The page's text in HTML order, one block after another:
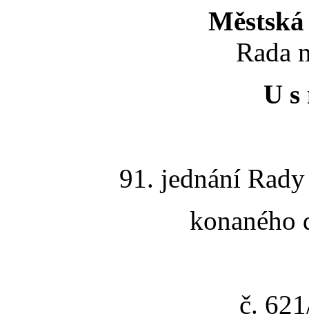
Rada
U s
91. jednání
konaného
č.